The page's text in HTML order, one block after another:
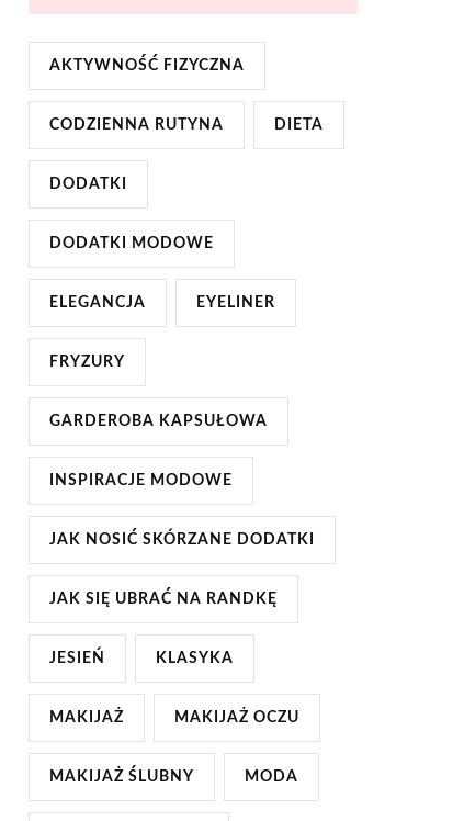
AKTYWNOŚĆ FIZYCZNA
CODZIENNA RUTYNA DIETA
DODATKI
DODATKI MODOWE
ELEGANCJA EYELINER
FRYZURY
GARDEROBA KAPSUŁOWA
INSPIRACJE MODOWE
JAK NOSIĆ SKÓRZANE DODATKI
JAK SIĘ UBRAĆ NA RANDKĘ
JESIEŃ KLASYKA
MAKIJAŻ MAKIJAŻ OCZU
MAKIJAŻ ŚLUBNY MODA